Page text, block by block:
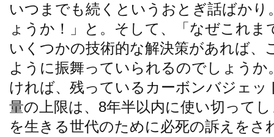
いつまでも続くというおとぎ話ばか
ょうか！」と。そして、「なぜこれ
いくつかの技術的な解決策があれば、
ように振舞っていられるのでしょうか
ければ、残っているカーボンバジェッ
量の上限は、8年半以内に使い切って
を生きる世代のために必死の訴えをさ